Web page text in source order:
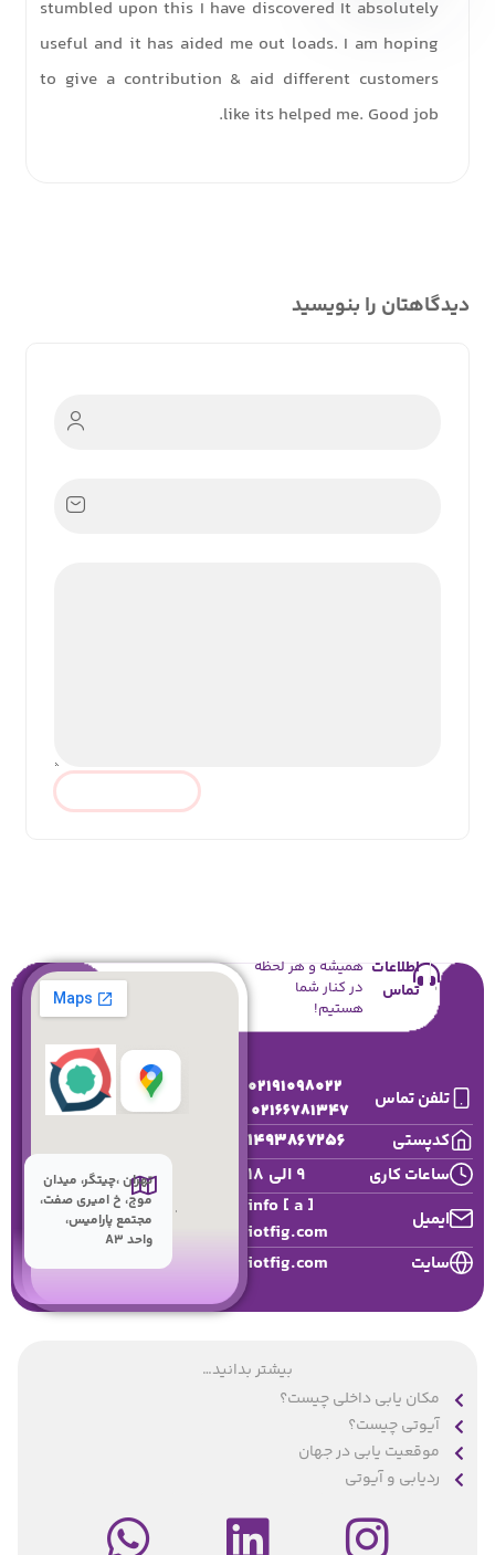
stumbled upon this I have discovered It absolutely
useful and it has aided me out loads. I am hoping
to give a contribution & aid different customers
like its helped me. Good job.
دیدگاهتان را بنویسید
اطلاعات
تماس
همیشه و هر لحظه
در کنار شما
هستیم!
تلفن تماس
02191098022
02166781347
کدپستی
1493867256
ساعات کاری 9 الی 18
ایمیل
info [ a ]
iotfig.com
سایت iotfig.com
تهران ،چیتگر، میدان
موج، خ امیری صفت،
مجتمع پارامیس،
واحد A3
بیشتر بدانید…
مکان یابی داخلی چیست؟
آیوتی چیست؟
موقعیت یابی در جهان
ردیابی و آیوتی